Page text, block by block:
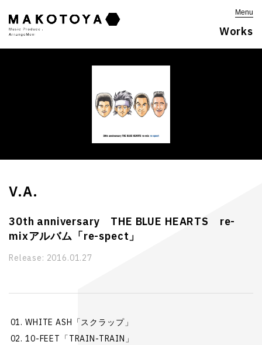
Menu
Works
V.A.
30th anniversary THE BLUE HEARTS re-
mixアルバム「re-spect」
Release: 2016.01.27
WHITE ASH「スクラップ」
10-FEET「TRAIN-TRAIN」